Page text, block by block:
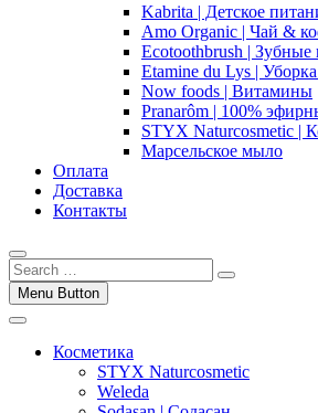
Kabrita | Детское
Amo Organic | Чай &
Ecotoothbrush | Зубные
Etamine du Lys |
Now foods | Витамины
Pranarôm | 100%
STYX Naturcosmetic |
Марсельское мыло
Оплата
Доставка
Контакты
Menu Button
Косметика
STYX Naturcosmetic
Weleda